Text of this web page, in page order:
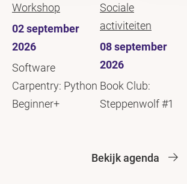
Workshop
02 september
2026
Software
Carpentry: Python
Beginner+
Sociale
activiteiten
08 september
2026
Book Club:
Steppenwolf #1
Bekijk agenda